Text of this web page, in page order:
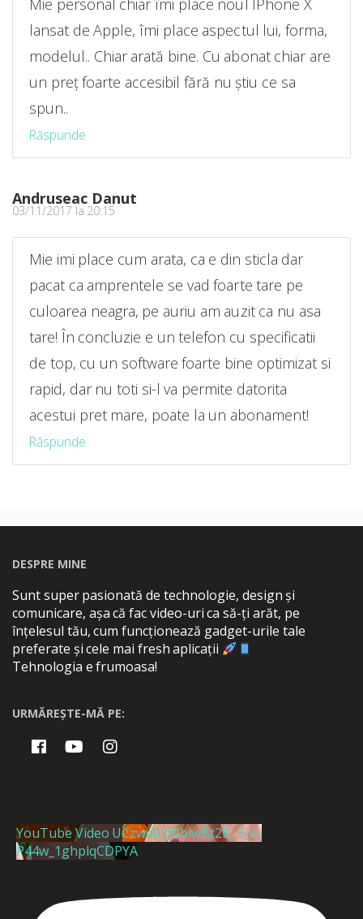
Mie personal chiar îmi place noul IPhone X
lansat de Apple, îmi place aspectul lui, forma,
modelul.. Chiar arată bine. Cu abonat chiar are
un preț foarte accesibil fără nu știu ce sa
spun..
Răspunde
Andruseac Danut
03/11/2017 la 20:15
Mie imi place cum arata, ca e din sticla dar
pacat ca amprentele se vad foarte tare pe
culoarea neagra, pe auriu am auzit ca nu asa
tare! În concluzie e un telefon cu specificatii
de top, cu un software foarte bine optimizat si
rapid, dar nu toti si-l va permite datorita
acestui pret mare, poate la un abonament!
Răspunde
DESPRE MINE
Sunt super pasionată de technologie, design și
comunicare, așa că fac video-uri ca să-ți arăt, pe
înțelesul tău, cum funcționează gadget-urile tale
preferate și cele mai fresh aplicații
Tehnologia e frumoasa!
URMĂREȘTE-MĂ PE:
YouTube Video UCzwe0YWblwBt2B_9_d-
P44w_1ghplqCDPYA